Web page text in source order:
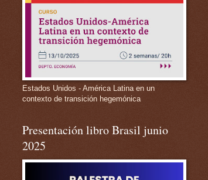
Estados Unidos - América Latina en un
contexto de transición hegemónica
Presentación libro Brasil junio
2025